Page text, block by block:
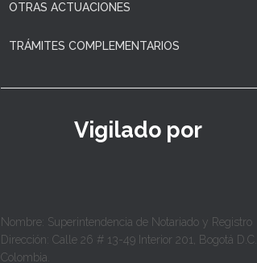
OTRAS ACTUACIONES
TRÁMITES COMPLEMENTARIOS
Vigilado por
Nombre: Superintendencia de Notariado y Registro
Dirección: Calle 26 # 13-49 Interior 201, Bogotá D.C.
Colombia.